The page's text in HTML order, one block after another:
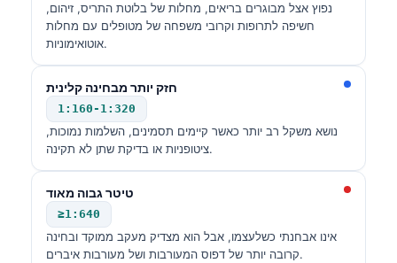
נפוץ אצל מבוגרים בריאים, מחלות של בלוטת התריס, זיהום,
חשיפה לתרופות וקרובי משפחה של מטופלים עם מחלות
אוטואימוניות.
חזק יותר מבחינה קלינית
1:160-1:320
נושא משקל רב יותר כאשר קיימים תסמינים, השלמות נמוכות,
ציטופניות או בדיקת שתן לא תקינה.
טיטר גבוה מאוד
≥1:640
אינו אבחנתי כשלעצמו, אבל הוא מצדיק מעקב ממוקד ובחינה
קרובה יותר של דפוס המעורבות ושל מעורבות איברים.